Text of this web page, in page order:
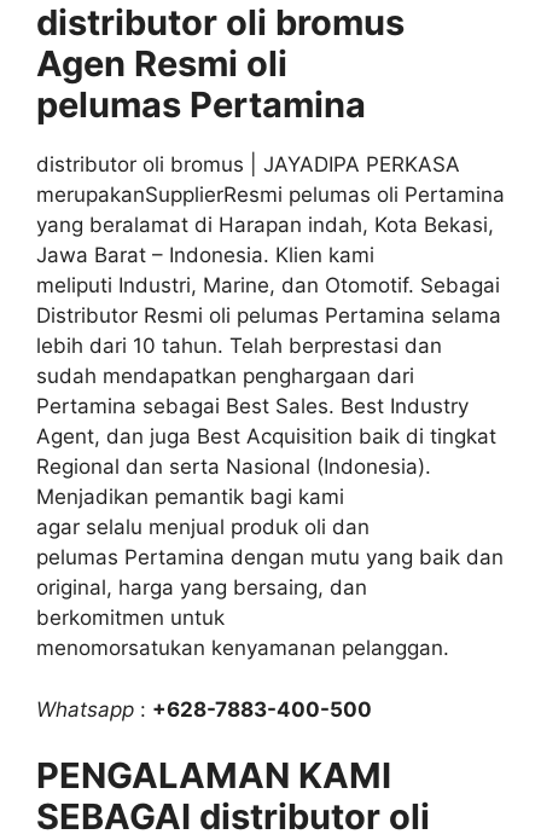
distributor oli bromus
Agen Resmi oli
pelumas Pertamina
distributor oli bromus | JAYADIPA PERKASA
merupakanSupplierResmi pelumas oli Pertamina
yang beralamat di Harapan indah, Kota Bekasi,
Jawa Barat – Indonesia. Klien kami
meliputi Industri, Marine, dan Otomotif. Sebagai
Distributor Resmi oli pelumas Pertamina selama
lebih dari 10 tahun. Telah berprestasi dan
sudah mendapatkan penghargaan dari
Pertamina sebagai Best Sales. Best Industry
Agent, dan juga Best Acquisition baik di tingkat
Regional dan serta Nasional (Indonesia).
Menjadikan pemantik bagi kami
agar selalu menjual produk oli dan
pelumas Pertamina dengan mutu yang baik dan
original, harga yang bersaing, dan
berkomitmen untuk
menomorsatukan kenyamanan pelanggan.
Whatsapp : +628-7883-400-500
PENGALAMAN KAMI
SEBAGAI distributor oli